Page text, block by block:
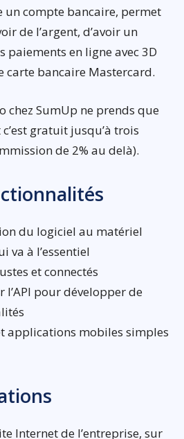
un compte bancaire, permet
de l’argent, d’avoir un
paiements en ligne avec 3D
carte bancaire Mastercard.
chez SumUp ne prends que
gratuit jusqu’à trois
de 2% au delà).
du logiciel au matériel
va à l’essentiel
et connectés
l’API pour développer de
applications mobiles simples
Internet de l’entreprise, sur